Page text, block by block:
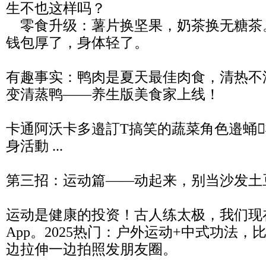
生不也这样吗？
零食升级：薯片换坚果，奶茶换无糖
钱包厚了，身体轻了。
有趣事实：鸭肉是夏天最佳肉食，清热
变清蒸鸭——养生版美食家上线！
卡通阿沃卡多邉訂T搞笑的蔬菜角色邉蛹
身活動 ...
第三招：运动篇——动起来，别当沙发土
运动是健康的投资！古人练太极，我们
App。2025热门：户外运动+中式功法，
边拉伸一边拍照发朋友圈。